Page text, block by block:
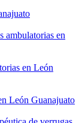
ambulatorias en
en León
León Guanajuato